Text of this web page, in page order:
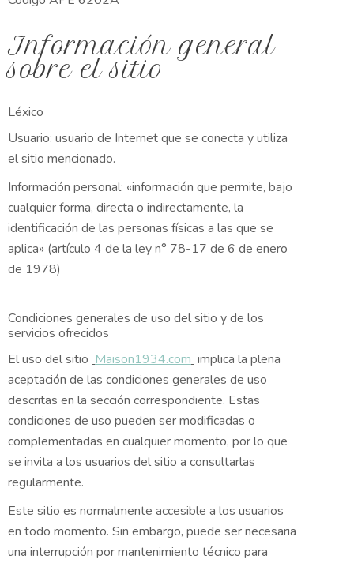
Información general
sobre el sitio
Léxico
Usuario: usuario de Internet que se conecta y utiliza
el sitio mencionado.
Información personal: «información que permite, bajo
cualquier forma, directa o indirectamente, la
identificación de las personas físicas a las que se
aplica» (artículo 4 de la ley n° 78-17 de 6 de enero
de 1978)
Condiciones generales de uso del sitio y de los
servicios ofrecidos
El uso del sitio Maison1934.com implica la plena
aceptación de las condiciones generales de uso
descritas en la sección correspondiente. Estas
condiciones de uso pueden ser modificadas o
complementadas en cualquier momento, por lo que
se invita a los usuarios del sitio a consultarlas
regularmente.
Este sitio es normalmente accesible a los usuarios
en todo momento. Sin embargo, puede ser necesaria
una interrupción por mantenimiento técnico para